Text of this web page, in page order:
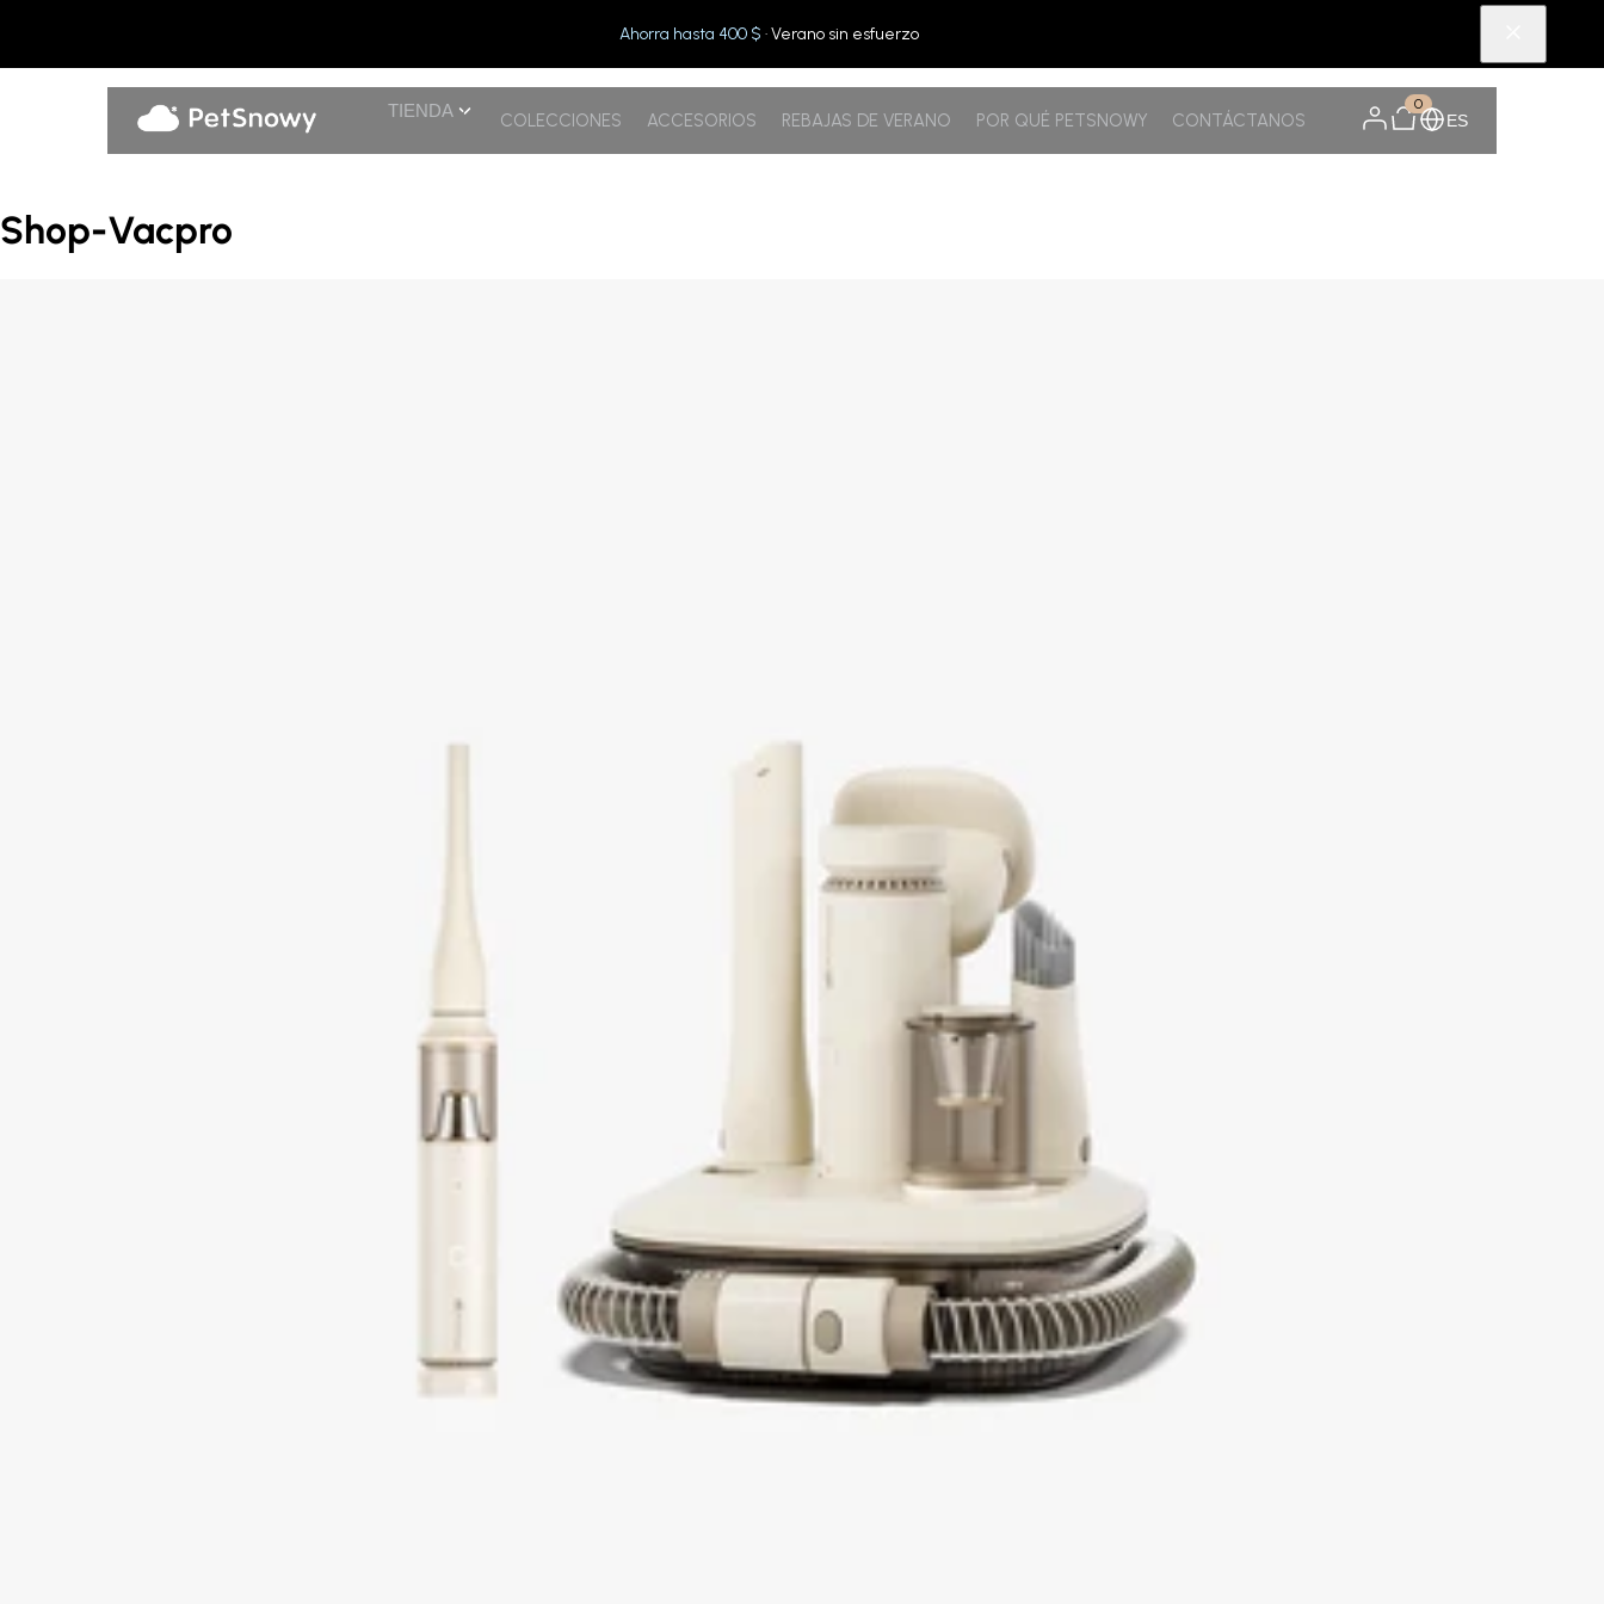
Ahorra hasta 400 $ · Verano sin esfuerzo
TIENDA COLECCIONES ACCESORIOS REBAJAS DE VERANO POR QUÉ PETSNOWY CONTÁCTANOS
0
ES
Shop-Vacpro